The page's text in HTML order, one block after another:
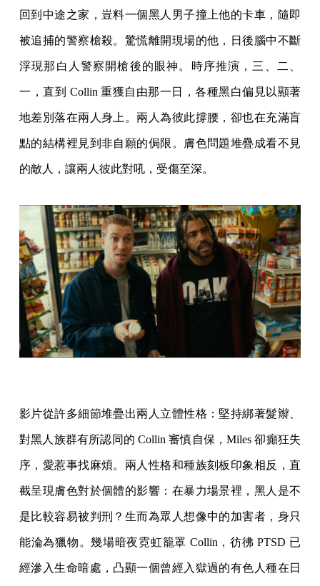
回到中途之家，豈料一個黑人男子撞上他的卡車，隨即
被追捕的警察槍殺。驚慌離開現場的他，日後腦中不斷
浮現那白人警察開槍後的眼神。時序推演，三、二、
一，直到 Collin 重獲自由那一日，各種黑白偏見以顯著
地差別落在兩人身上。兩人為彼此撐腰，卻也在充滿盲
點的結構裡見到非自願的侷限。膚色問題堆疊成看不見
的敵人，讓兩人彼此對吼，受傷至深。
影片從許多細節堆疊出兩人立體性格：堅持綁著髮辮、
對黑人族群有所認同的 Collin 審慎自保，Miles 卻癲狂失
序，愛惹事找麻煩。兩人性格和種族刻板印象相反，直
截呈現膚色對於個體的影響：在暴力場景裡，黑人是不
是比較容易被判刑？生而為眾人想像中的加害者，身只
能淪為獵物。幾場暗夜霓虹籠罩 Collin，彷彿 PTSD 已
經滲入生命暗處，凸顯一個曾經入獄過的有色人種在日